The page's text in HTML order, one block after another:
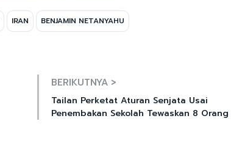
IRAN BENJAMIN NETANYAHU
BERIKUTNYA >
Tailan Perketat Aturan Senjata Usai
Penembakan Sekolah Tewaskan 8 Orang